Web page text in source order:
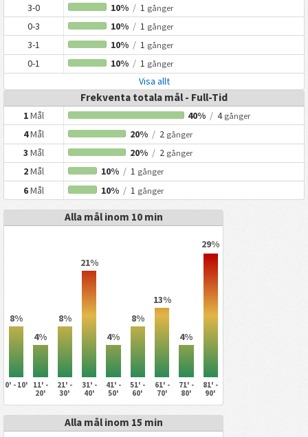
3-0 10% /1 gånger
0-3 10% /1 gånger
3-1 10% /1 gånger
0-1 10% /1 gånger
Visa allt
Frekventa totala mål - Full-Tid
1Mål 40% / 4 gånger
4Mål 20% /2 gånger
3Mål 20% /2 gånger
2Mål 10% /1 gånger
6Mål 10% /1 gånger
Alla mål inom 10 min
8%
4%
8%
21%
4%
8%
13%
4%
29%
0' - 10'
11' -
20'
21' -
30'
31' -
40'
41' -
50'
51' -
60'
61' -
70'
71' -
80'
81' -
90'
Alla mål inom 15 min